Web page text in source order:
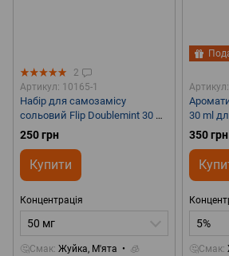
2
Артикул: 10165-1
Набір для самозамісу
сольовий Flip Doublemint 30 ml
50 mg
250 грн
Купити
Концентрація
50 мг
🤔Смак Жуйка, М'ята
🧊
30 ml
350 грн
5%
🤔Смак